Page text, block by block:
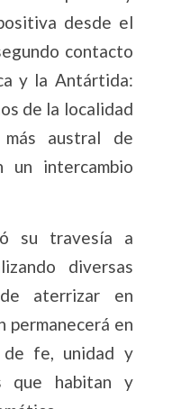
desde el
contacto
y la Antártida:
de la localidad
austral de
un intercambio
su travesía a
diversas
aterrizar en
permanecerá en
de fe, unidad y
que habitan y